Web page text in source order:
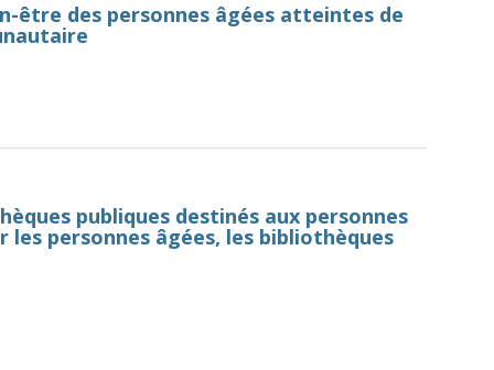
être des personnes âgées atteintes de
publiques destinés aux personnes
personnes âgées, les bibliothèques